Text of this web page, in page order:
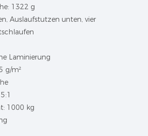
1322 g
Auslaufstutzen unten, vier
Laminierung
g/m²
1000 kg